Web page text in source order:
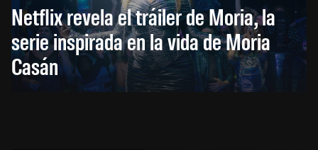
Netflix revela el tráiler de Moria, la
serie inspirada en la vida de Moria
Casán